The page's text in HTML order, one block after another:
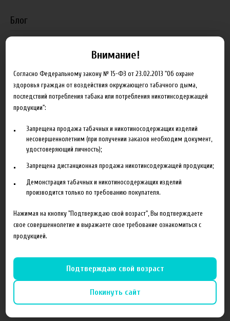
Блог
Новая линейка жидкостей Time Travel Machine
Поступление ароматизаторов XianTaima
Подробнее
Партнеры
"ZEUS", г. Санкт-Петербург
VapeReserve, г. Ульяновск
Vape Band, г. Казань
Elite Vapor Club, г. Гулькевичи Краснодарский край
Внимание!
Согласно Федеральному закону № 15-ФЗ от 23.02.2013 "Об охране
здоровья граждан от воздействия окружающего табачного дыма,
последствий потребления табака или потребления никотинсодержащей
продукции":
Запрещена продажа табачных и никотиносодержащих изделий
несовершеннолетним (при получении заказов необходим документ,
удостоверяющий личность);
Запрещена дистанционная продажа никотинсодержащей продукции;
Демонстрация табачных и никотиносодержащих изделий
производится только по требованию покупателя.
Нажимая на кнопку "Подтверждаю свой возраст", Вы подтверждаете
свое совершеннолетие и выражаете свое требование ознакомиться с
продукцией.
Подтверждаю свой возраст
Покинуть сайт